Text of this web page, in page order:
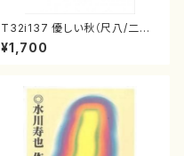
T32i137 優しい秋（尺八/二代
山本邦山/尺八/都山式譜）都山
流公刊楽譜曲番:586
¥1,700